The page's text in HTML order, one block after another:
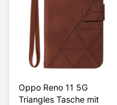
Oppo Reno 11 5G
Triangles Tasche mit